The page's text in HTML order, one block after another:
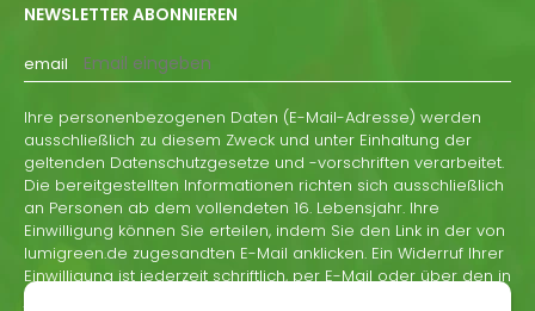
NEWSLETTER ABONNIEREN
email
Ihre personenbezogenen Daten (E-Mail-Adresse) werden
ausschließlich zu diesem Zweck und unter Einhaltung der
geltenden Datenschutzgesetze und -vorschriften verarbeitet.
Die bereitgestellten Informationen richten sich ausschließlich
an Personen ab dem vollendeten 16. Lebensjahr. Ihre
Einwilligung können Sie erteilen, indem Sie den Link in der von
lumigreen.de zugesandten E-Mail anklicken. Ein Widerruf Ihrer
Einwilligung ist jederzeit schriftlich, per E-Mail oder über den in
jeder Informations-E-Mail von lumigreen.de enthaltenen